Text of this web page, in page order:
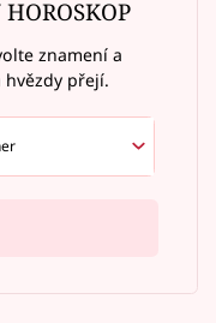
znamení a
přejí.